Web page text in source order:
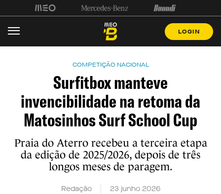
LOGIN
COMPETIÇÃO NACIONAL
Surfitbox manteve
invencibilidade na retoma da
Matosinhos Surf School Cup
Praia do Aterro recebeu a terceira etapa
da edição de 2025/2026, depois de três
longos meses de paragem.
Redação 23 junho 2026